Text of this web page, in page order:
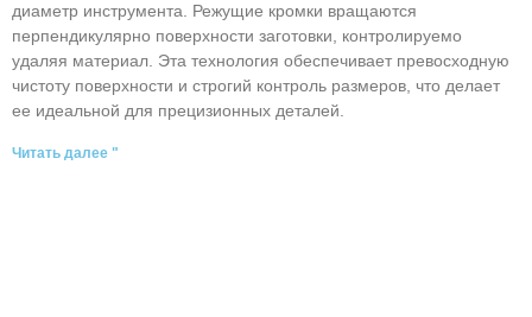
диаметр инструмента. Режущие кромки вращаются
перпендикулярно поверхности заготовки, контролируемо
удаляя материал. Эта технология обеспечивает превосходную
чистоту поверхности и строгий контроль размеров, что делает
ее идеальной для прецизионных деталей.
Читать далее "